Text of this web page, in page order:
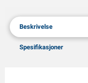
Beskrivelse
Spesifikasjoner